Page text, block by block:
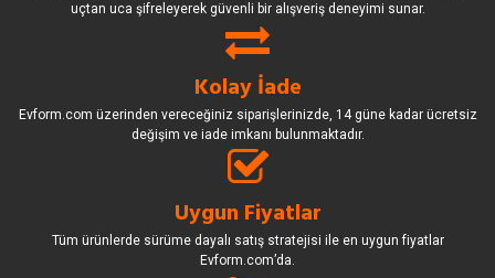
uçtan uca şifreleyerek güvenli bir alışveriş deneyimi sunar.
Kolay İade
Evform.com üzerinden vereceğiniz siparişlerinizde, 14 güne kadar ücretsiz
değişim ve iade imkanı bulunmaktadır.
Uygun Fiyatlar
Tüm ürünlerde sürüme dayalı satış stratejisi ile en uygun fiyatlar
Evform.com’da.